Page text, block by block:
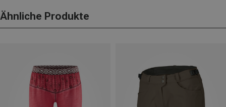
Ähnliche Produkte